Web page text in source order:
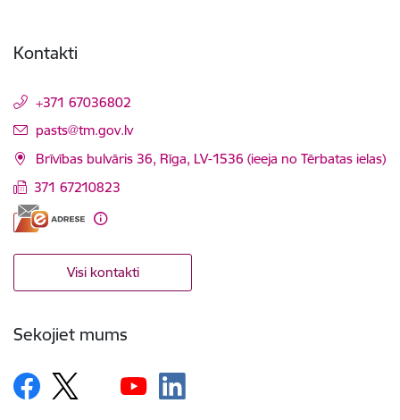
Kontakti
+371 67036802
E-pasts:
pasts@tm.gov.lv
Brīvības bulvāris 36, Rīga, LV-1536 (ieeja no Tērbatas ielas)
371 67210823
Visi kontakti
Sekojiet mums